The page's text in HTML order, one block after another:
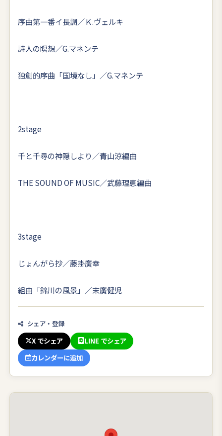
序曲第一番イ長調／Ｋ.ヴェルキ
詩人の瞑想／G.マネンテ
独創的序曲「国境なし」／G.マネンテ
2stage
千と千尋の神隠しより／青山涼編曲
THE SOUND OF MUSIC／武藤理恵編曲
3stage
じょんがら抄／藤掛廣幸
組曲「錦川の風景」／末廣健児
シェア・登録
X でシェア
LINE でシェア
カレンダーに追加